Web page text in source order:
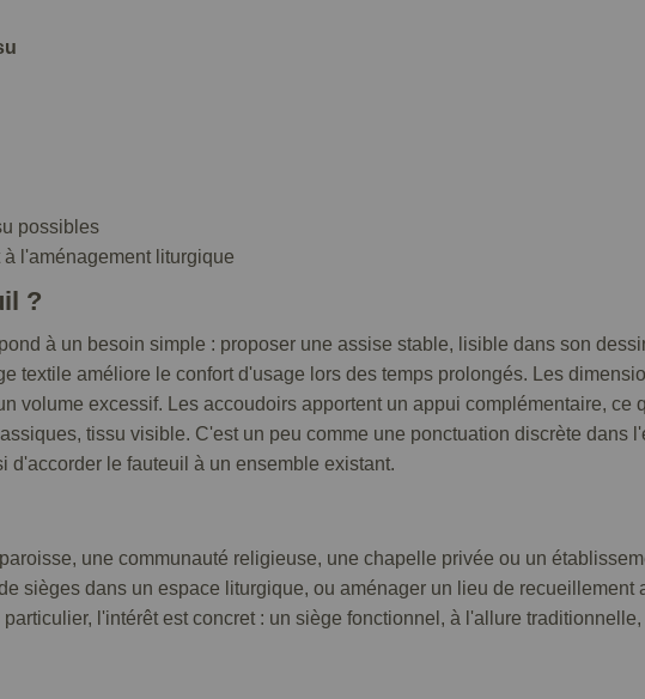
possibles
à l'aménagement liturgique
?
à un besoin simple : proposer une assise stable, lisible dans son
textile améliore le confort d'usage lors des temps prolongés. Les
volume excessif. Les accoudoirs apportent un appui complémentaire,
tissu visible. C'est un peu comme une ponctuation discrète
d'accorder le fauteuil à un ensemble existant.
une communauté religieuse, une chapelle privée ou un
sièges dans un espace liturgique, ou aménager un lieu de
l'intérêt est concret : un siège fonctionnel, à l'allure